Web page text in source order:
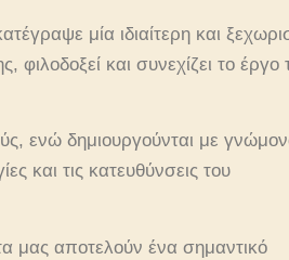
μία ιδιαίτερη και
φιλοδοξεί και συνεχίζει το
ενώ δημιουργούνται με
και τις κατευθύνσεις του
μας αποτελούν ένα σημαντικό